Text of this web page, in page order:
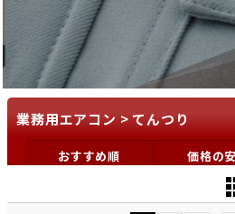
業務用エアコン > てんつり
おすすめ順 価格の